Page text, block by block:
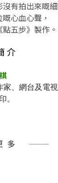
有拍出來嘅細
心血心聲，
五步》製作。
介
、網台及電
。
多